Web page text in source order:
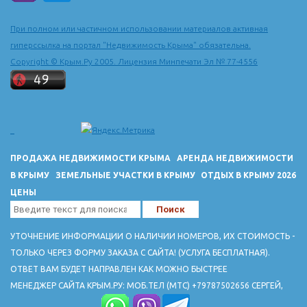
При полном или частичном использовании материалов активная
гиперссылка на портал "Недвижимость Крыма" обязательна.
Copyright © Крым.Ру 2005. Лицензия Минпечати Эл № 77-4556
ПРОДАЖА НЕДВИЖИМОСТИ КРЫМА
АРЕНДА НЕДВИЖИМОСТИ
В КРЫМУ
ЗЕМЕЛЬНЫЕ УЧАСТКИ В КРЫМУ
ОТДЫХ В КРЫМУ 2026
ЦЕНЫ
УТОЧНЕНИЕ ИНФОРМАЦИИ О НАЛИЧИИ НОМЕРОВ, ИХ СТОИМОСТЬ -
ТОЛЬКО ЧЕРЕЗ ФОРМУ ЗАКАЗА С САЙТА! (УСЛУГА БЕСПЛАТНАЯ).
ОТВЕТ ВАМ БУДЕТ НАПРАВЛЕН КАК МОЖНО БЫСТРЕЕ
МЕНЕДЖЕР САЙТА КРЫМ.РУ: МОБ.ТЕЛ (МТС) +79787502656 СЕРГЕЙ,